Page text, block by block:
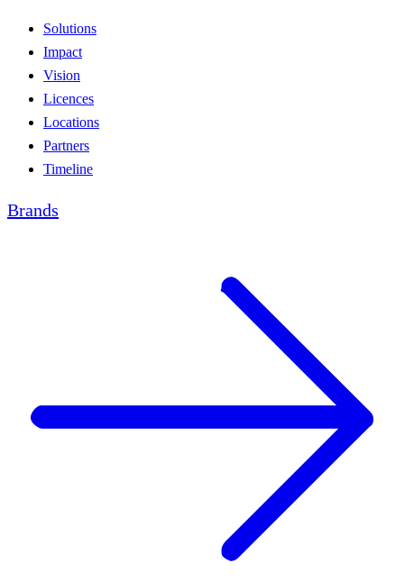
Solutions
Impact
Vision
Licences
Locations
Partners
Timeline
Brands